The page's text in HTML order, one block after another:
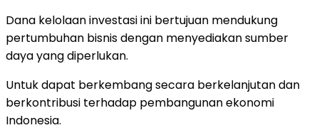
Dana kelolaan investasi ini bertujuan mendukung
pertumbuhan bisnis dengan menyediakan sumber
daya yang diperlukan.
Untuk dapat berkembang secara berkelanjutan dan
berkontribusi terhadap pembangunan ekonomi
Indonesia.